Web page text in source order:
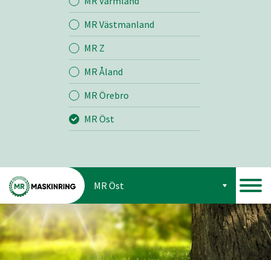
Bemanning MR Västmanland
MR Z
MR Åland
MR Örebro
MR Öst
MR Öst